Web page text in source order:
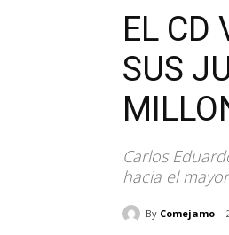
EL CD
SUS
Carlos
hacia el
By Comejamo